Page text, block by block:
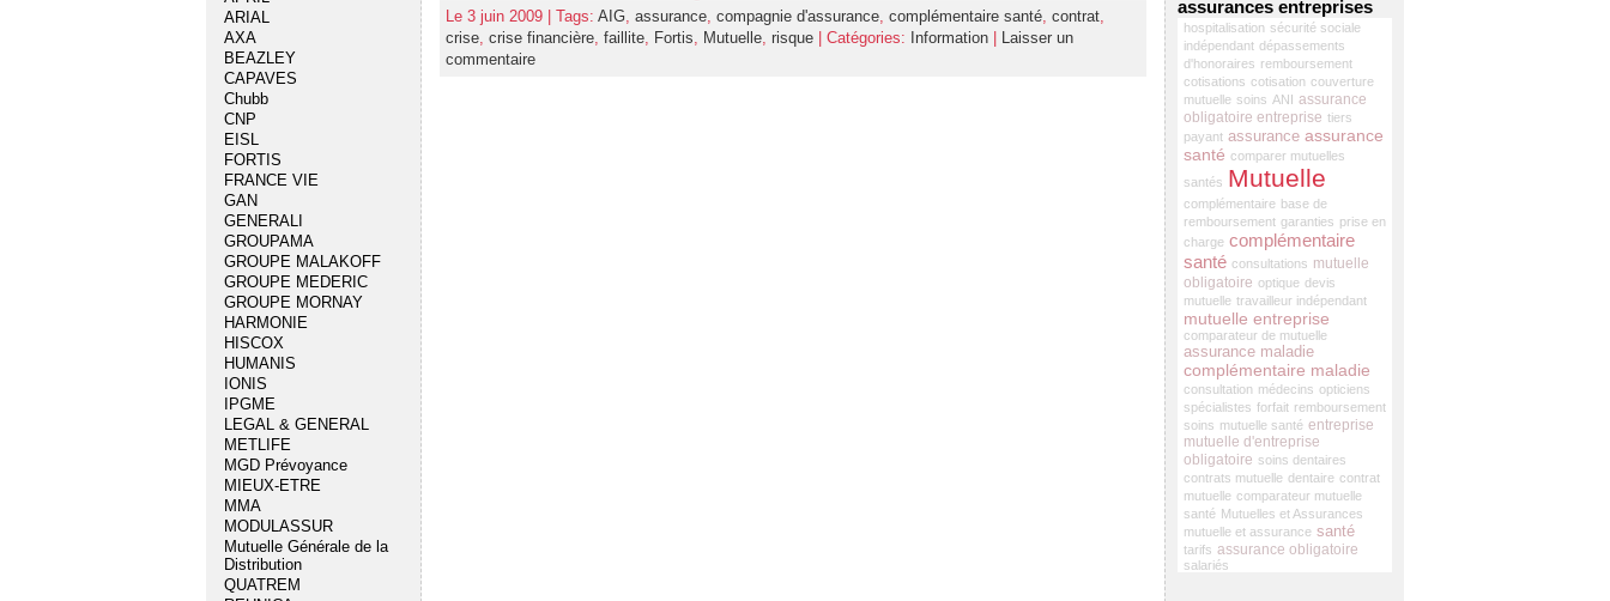
ARIAL
AXA
BEAZLEY
CAPAVES
Chubb
CNP
EISL
FORTIS
FRANCE VIE
GAN
GENERALI
GROUPAMA
GROUPE MALAKOFF
GROUPE MEDERIC
GROUPE MORNAY
HARMONIE
HISCOX
HUMANIS
IONIS
IPGME
LEGAL & GENERAL
METLIFE
MGD Prévoyance
MIEUX-ETRE
MMA
MODULASSUR
Mutuelle Générale de la
Distribution
QUATREM
Le 3 juin 2009 | Tags: AIG assurance compagnie d'assurance complémentaire santé contrat
crise crise financière faillite Fortis Mutuelle risque | Catégories: Information
Laisser un
commentaire
assurances entreprises
hospitalisation sécurité sociale
indépendant dépassements
d'honoraires remboursement
cotisations cotisation couverture
mutuelle soins ANI assurance
obligatoire entreprise tiers
payant assurance assurance
santé comparer mutuelles
santés Mutuelle
complémentaire base de
remboursement garanties prise en
charge complémentaire
santé consultations mutuelle
obligatoire optique devis
mutuelle travailleur indépendant
mutuelle entreprise
comparateur de mutuelle
assurance maladie
complémentaire maladie
consultation médecins opticiens
spécialistes forfait remboursement
soins mutuelle santé entreprise
mutuelle d'entreprise
obligatoire soins dentaires
contrats mutuelle dentaire contrat
mutuelle comparateur mutuelle
santé Mutuelles et Assurances
mutuelle et assurance santé
tarifs assurance obligatoire
salariés